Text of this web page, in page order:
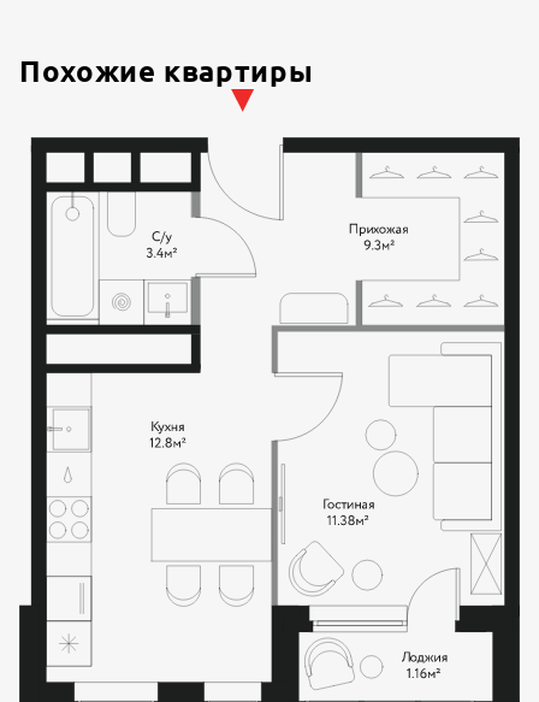
Похожие квартиры